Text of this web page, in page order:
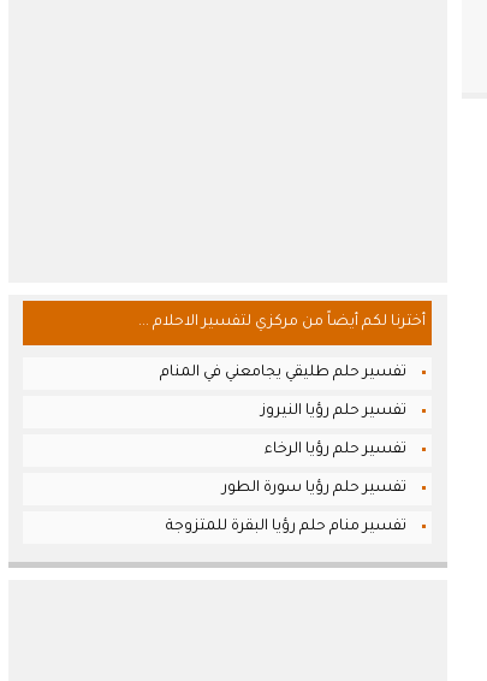
أخترنا لكم أيضاً من مركزي لتفسير الاحلام ...
تفسير حلم طليقي يجامعني في المنام
تفسير حلم رؤيا النيروز
تفسير حلم رؤيا الرخاء
تفسير حلم رؤيا سورة الطور
تفسير منام حلم رؤيا البقرة للمتزوجة